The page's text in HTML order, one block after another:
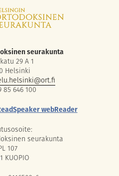
seurakunta
29 A 1
Helsinki
85 646 100
webReader
seurakunta
107
KUOPIO